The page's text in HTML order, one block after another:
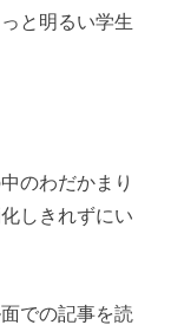
と明るい学生
のわだかまり
しきれずにい
での記事を読